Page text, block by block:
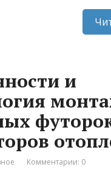
и
Комментарии: 0